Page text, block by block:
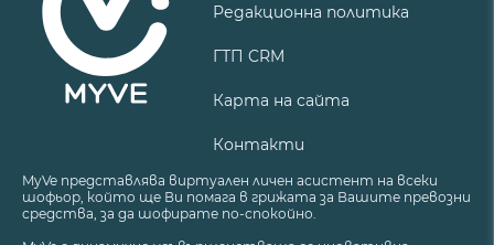
Редакционна политика
ГТП CRM
Карта на сайта
Контакти
MyVe представлява виртуален личен асистент на всеки
шофьор, който ще Ви помага в грижата за Вашите превозни
средства, за да шофирате по-спокойно.